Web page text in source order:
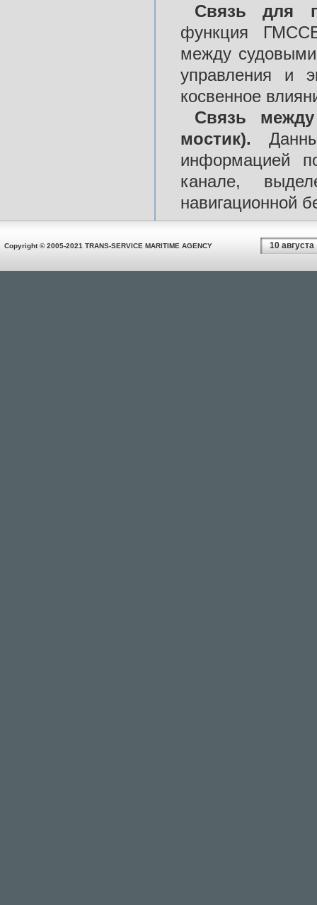
Связь для
функция
между
управления и
косвенное
Связь
мостик).
информацией
канале,
навигационной
Copyright © 2005-2021 TRANS-SERVICE MARITIME AGENCY 10 августа